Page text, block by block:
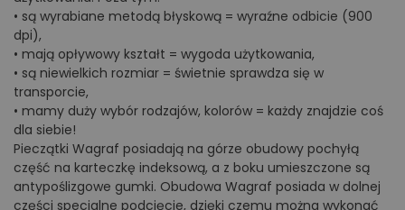
• są wyrabiane metodą błyskową = wyraźne odbicie (900
dpi),
• mają opływowy kształt = wygoda użytkowania,
• są niewielkich rozmiar = świetnie sprawdza się w
transporcie,
• mamy duży wybór rodzajów, kolorów = każdy znajdzie coś
dla siebie!
Pieczątki Wagraf posiadają na górze obudowy pochyłą
część na karteczkę indeksową, a z boku umieszczone są
antypoślizgowe gumki. Obudowa Wagraf posiada w dolnej
części specjalne podcięcie, dzięki czemu można wykonać